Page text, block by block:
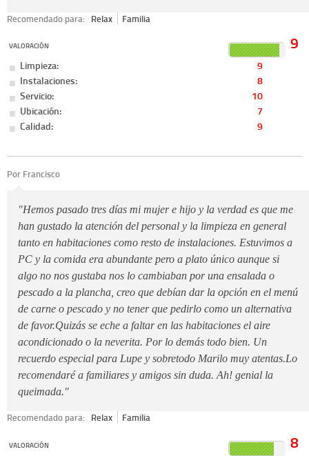
Recomendado para: Relax Familia
VALORACIÓN 9
Limpieza:
9
Instalaciones:
8
Servicio:
10
Ubicación:
7
Calidad:
9
Por Francisco
"Hemos pasado tres días mi mujer e hijo y la verdad es que me
han gustado la atención del personal y la limpieza en general
tanto en habitaciones como resto de instalaciones. Estuvimos a
PC y la comida era abundante pero a plato único aunque si
algo no nos gustaba nos lo cambiaban por una ensalada o
pescado a la plancha, creo que debían dar la opción en el menú
de carne o pescado y no tener que pedirlo como un alternativa
de favor.Quizás se eche a faltar en las habitaciones el aire
acondicionado o la neverita. Por lo demás todo bien. Un
recuerdo especial para Lupe y sobretodo Marilo muy atentas.Lo
recomendaré a familiares y amigos sin duda. Ah! genial la
queimada."
Recomendado para: Relax Familia
VALORACIÓN 8